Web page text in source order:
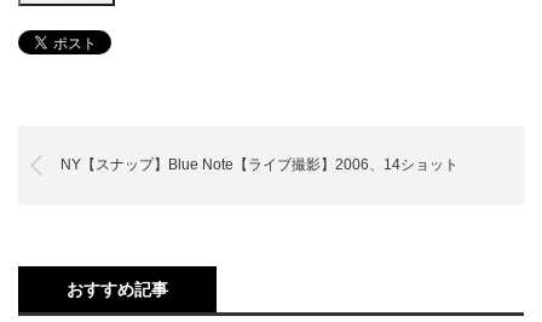
NY【スナップ】Blue Note【ライブ撮影】2006、14ショット
おすすめ記事